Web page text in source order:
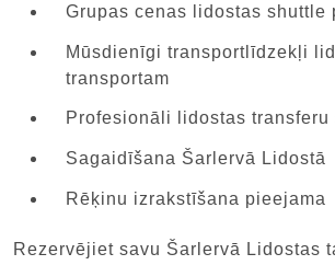
Grupas cenas lidostas shuttle
Mūsdienīgi transportlīdzekļi
transportam
Profesionāli lidostas transferu
Sagaidīšana Šarlervā Lidostā
Rēķinu izrakstīšana pieejama
Rezervējiet savu Šarlervā Lidostas